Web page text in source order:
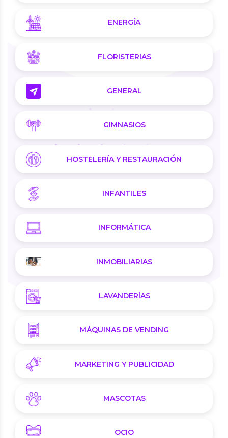
ENERGÍA
FLORISTERIAS
GENERAL
GIMNASIOS
HOSTELERÍA Y RESTAURACIÓN
INFANTILES
INFORMÁTICA
INMOBILIARIAS
LAVANDERÍAS
MÁQUINAS DE VENDING
MARKETING Y PUBLICIDAD
MASCOTAS
OCIO